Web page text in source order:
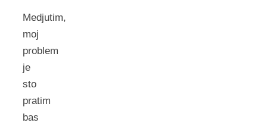
Medjutim,
moj
problem
je
sto
pratim
bas